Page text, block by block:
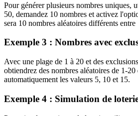
Pour générer plusieurs nombres uniques,
50, demandez 10 nombres et activez
sera 10 nombres aléatoires différents entre
Exemple 3 : Nombres avec
Avec une plage de 1 à 20 et des
obtiendrez des nombres aléatoires de 1-
automatiquement les valeurs 5, 10 et 15.
Exemple 4 : Simulation de